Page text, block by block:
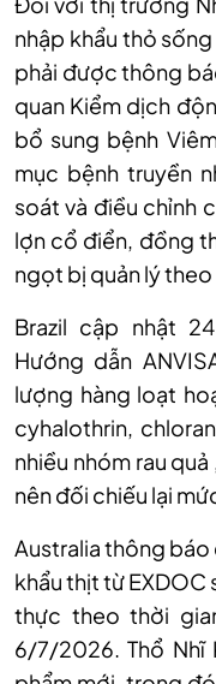
nhập khẩu thỏ
phải được thông
quan Kiểm dịch
bổ sung bệnh
mục bệnh truyền
soát và điều chỉnh
lợn cổ điển, đồng
ngọt bị quản lý theo
Brazil cập nhật
Hướng dẫn
lượng hàng loạt
cyhalothrin,
nhiều nhóm rau
nên đối chiếu lại
Australia thông
khẩu thịt từ EXDOC
thực theo thời
6/7/2026. Thổ Nhĩ